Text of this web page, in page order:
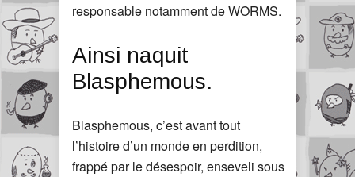
responsable notamment de WORMS.
Ainsi naquit
Blasphemous.
Blasphemous, c’est avant tout
l’histoire d’un monde en perdition,
frappé par le désespoir, enseveli sous